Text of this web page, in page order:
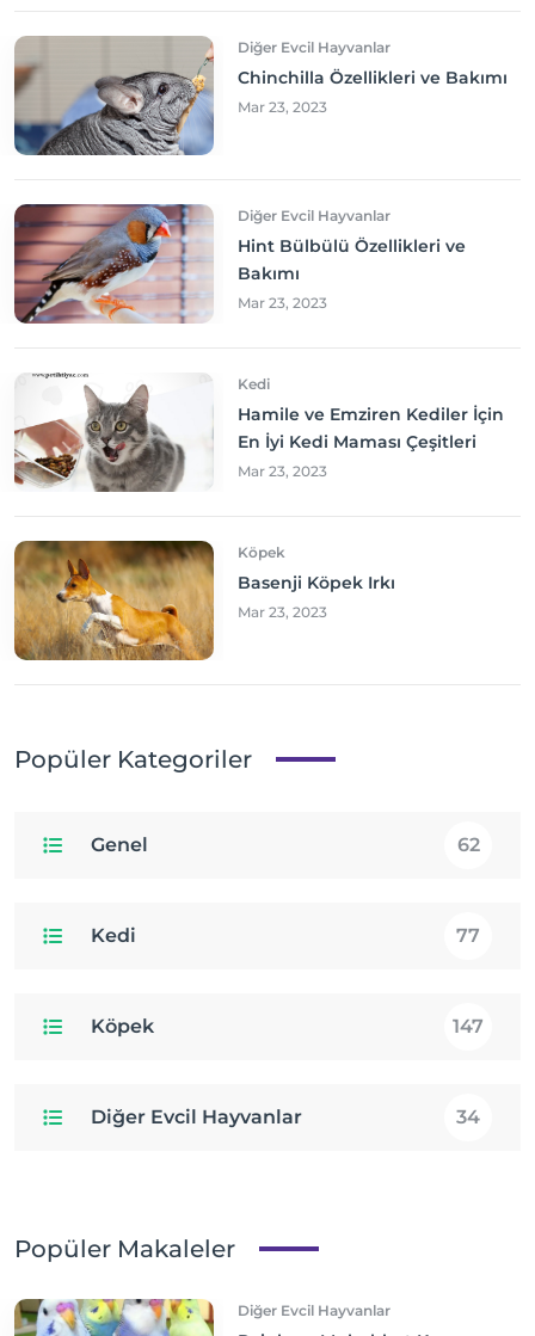
Diğer Evcil Hayvanlar
Chinchilla Özellikleri ve Bakımı
Mar 23, 2023
Diğer Evcil Hayvanlar
Hint Bülbülü Özellikleri ve
Bakımı
Mar 23, 2023
Kedi
Hamile ve Emziren Kediler İçin
En İyi Kedi Maması Çeşitleri
Mar 23, 2023
Köpek
Basenji Köpek Irkı
Mar 23, 2023
Popüler Kategoriler
Genel 62
Kedi 77
Köpek 147
Diğer Evcil Hayvanlar 34
Popüler Makaleler
Diğer Evcil Hayvanlar